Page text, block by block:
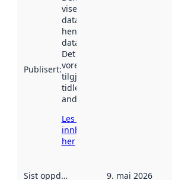
Publisert:
viser når
datasettet vart
henta inn av
data.norge.no.
Det kan ha
vore
tilgjengeleg
tidlegare
andre stader.
Les meir om
innhenting
her
Sist oppdatert 9. mai 2026